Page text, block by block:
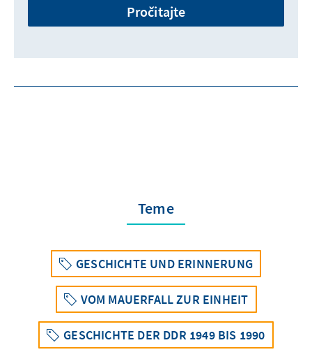
Pročitajte
Teme
GESCHICHTE UND ERINNERUNG
VOM MAUERFALL ZUR EINHEIT
GESCHICHTE DER DDR 1949 BIS 1990